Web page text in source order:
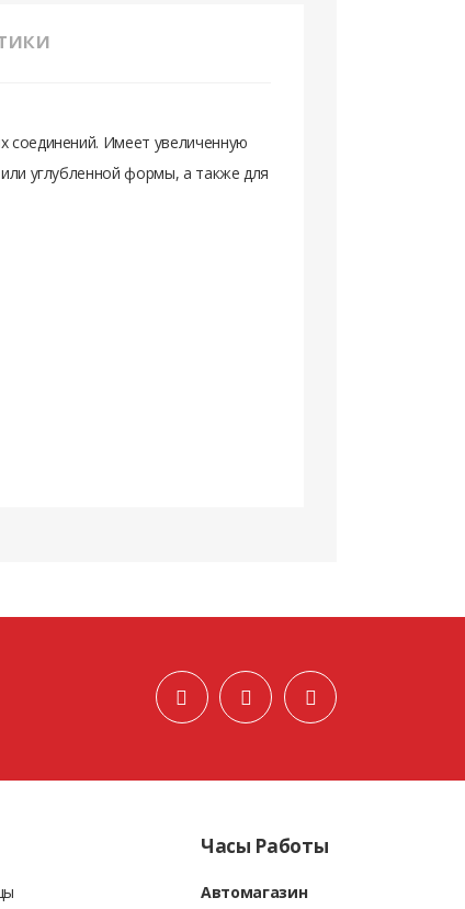
соединений. Имеет увеличенную
углубленной формы, а также для
Часы Работы
Автомагазин